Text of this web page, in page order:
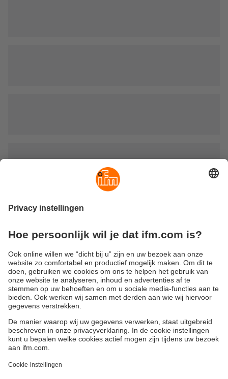
Duurzaamheid
Algemene verkoop- en leveringsvoorwaarden
Garantievoorwaarden